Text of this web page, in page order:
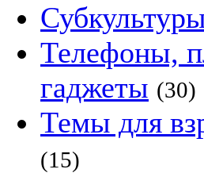
Телефоны,
гаджеты (30)
Темы для
(15)